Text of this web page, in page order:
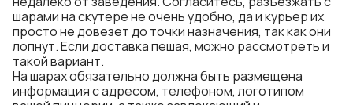
шарами на скутере не очень удобно, да и курьер их
просто не довезет до точки назначения, так как они
лопнут. Если доставка пешая, можно рассмотреть и
такой вариант.
На шарах обязательно должна быть размещена
информация с адресом, телефоном, логотипом